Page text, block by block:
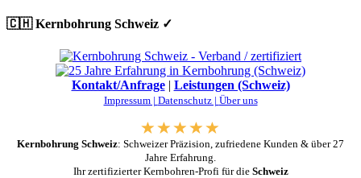
🇨🇭 Kernbohrung Schweiz ✓
Kontakt/Anfrage| Leistungen (Schweiz)
Impressum | Datenschutz | Über uns
Kernbohrung Schweiz: Schweizer Präzision, zufriedene Kunden & über 27
Jahre Erfahrung.
Ihr zertifizierter Kernbohren-Profi für die Schweiz